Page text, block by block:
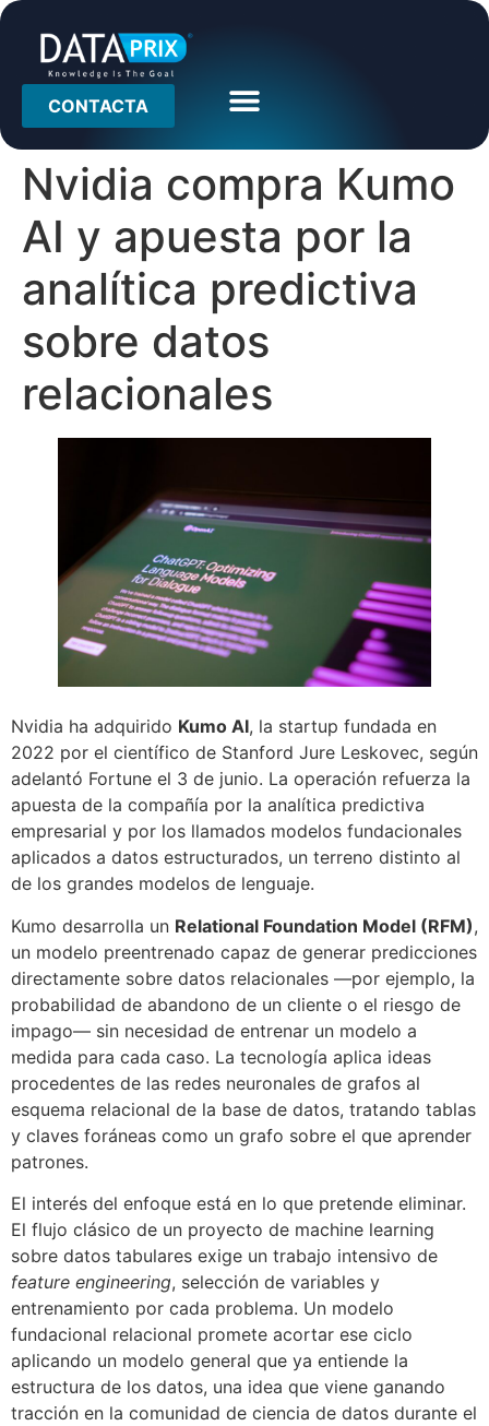
CONTACTA
Nvidia compra Kumo
AI y apuesta por la
analítica predictiva
sobre datos
relacionales
Nvidia ha adquirido Kumo AI, la startup fundada en
2022 por el científico de Stanford Jure Leskovec, según
adelantó Fortune el 3 de junio. La operación refuerza la
apuesta de la compañía por la analítica predictiva
empresarial y por los llamados modelos fundacionales
aplicados a datos estructurados, un terreno distinto al
de los grandes modelos de lenguaje.
Kumo desarrolla un Relational Foundation Model (RFM),
un modelo preentrenado capaz de generar predicciones
directamente sobre datos relacionales —por ejemplo, la
probabilidad de abandono de un cliente o el riesgo de
impago— sin necesidad de entrenar un modelo a
medida para cada caso. La tecnología aplica ideas
procedentes de las redes neuronales de grafos al
esquema relacional de la base de datos, tratando tablas
y claves foráneas como un grafo sobre el que aprender
patrones.
El interés del enfoque está en lo que pretende eliminar.
El flujo clásico de un proyecto de machine learning
sobre datos tabulares exige un trabajo intensivo de
feature engineering, selección de variables y
entrenamiento por cada problema. Un modelo
fundacional relacional promete acortar ese ciclo
aplicando un modelo general que ya entiende la
estructura de los datos, una idea que viene ganando
tracción en la comunidad de ciencia de datos durante el